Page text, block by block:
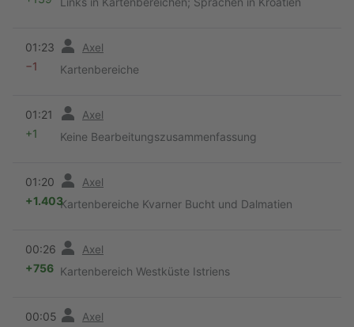
01:23 Axel
−1 Kartenbereiche
01:21 Axel
+1 Keine Bearbeitungszusammenfassung
01:20 Axel
+1.403Kartenbereiche Kvarner Bucht und Dalmatien
00:26 Axel
+756 Kartenbereich Westküste Istriens
00:05 Axel